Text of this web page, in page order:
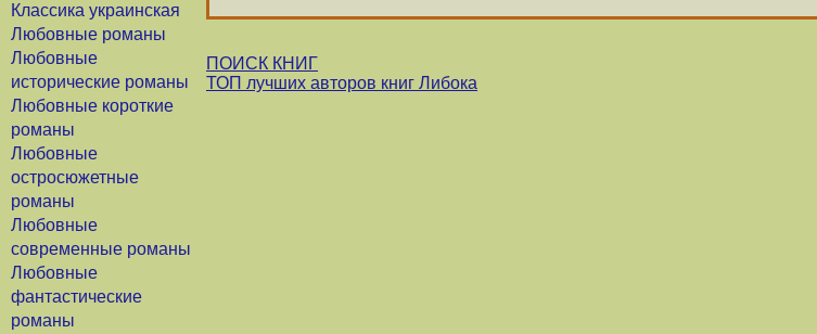
Классика украинская
Любовные романы
Любовные
исторические романы
Любовные короткие
романы
Любовные
остросюжетные
романы
Любовные
современные романы
Любовные
фантастические
романы
ПОИСК КНИГ
ТОП лучших авторов книг Либока